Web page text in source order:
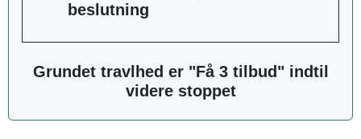
beslutning
Grundet travlhed er "Få 3 tilbud" indtil
videre stoppet